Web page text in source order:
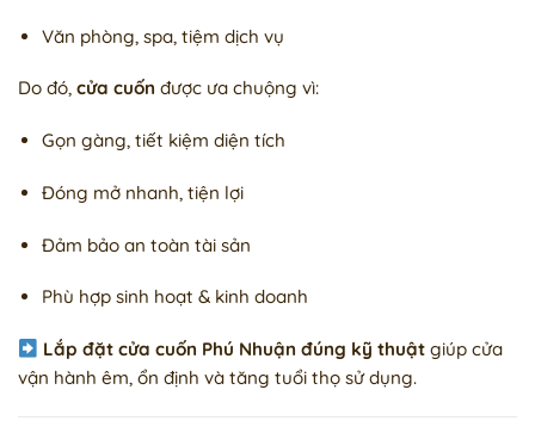
Văn phòng, spa, tiệm dịch vụ
Do đó, cửa cuốn được ưa chuộng vì:
Gọn gàng, tiết kiệm diện tích
Đóng mở nhanh, tiện lợi
Đảm bảo an toàn tài sản
Phù hợp sinh hoạt & kinh doanh
Lắp đặt cửa cuốn Phú Nhuận đúng kỹ thuật giúp cửa
vận hành êm, ổn định và tăng tuổi thọ sử dụng.